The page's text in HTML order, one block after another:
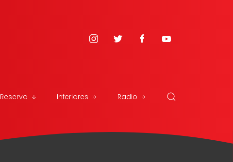
Reserva Inferiores Radio